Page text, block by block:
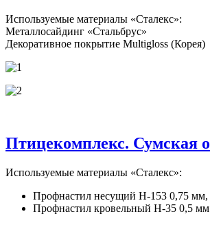
Используемые материалы «Сталекс»:
Металлосайдинг «Стальбрус»
Декоративное покрытие Multigloss (Корея)
Птицекомплекс. Сумская
Используемые материалы «Сталекс»:
Профнастил несущий Н-153 0,75
Профнастил кровельный Н-35 0,5